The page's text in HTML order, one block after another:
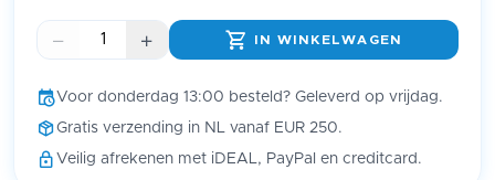
IN WINKELWAGEN
Voor donderdag 13:00 besteld? Geleverd op vrijdag.
Gratis verzending in NL vanaf EUR 250.
Veilig afrekenen met iDEAL, PayPal en creditcard.